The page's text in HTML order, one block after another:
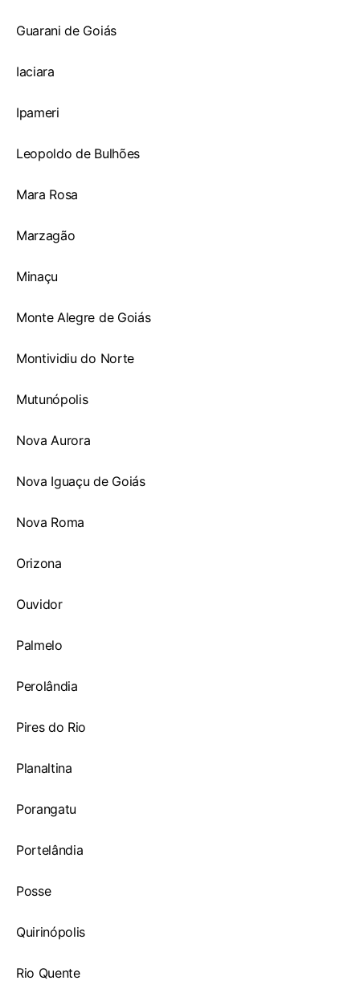
Guarani de Goiás
Iaciara
Ipameri
Leopoldo de Bulhões
Mara Rosa
Marzagão
Minaçu
Monte Alegre de Goiás
Montividiu do Norte
Mutunópolis
Nova Aurora
Nova Iguaçu de Goiás
Nova Roma
Orizona
Ouvidor
Palmelo
Perolândia
Pires do Rio
Planaltina
Porangatu
Portelândia
Posse
Quirinópolis
Rio Quente